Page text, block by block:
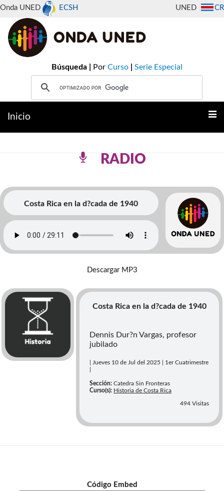
Onda UNED ECSH CR
UNED
Búsqueda | Por Curso Serie Especial
Inicio
RADIO
Costa Rica en la d?cada de 1940
Descargar MP3
Costa Rica en la d?cada de 1940
Dennis Dur?n Vargas, profesor
jubilado
| Jueves 10 de Jul del 2025 | 1er Cuatrimestre
Sección: Catedra Sin Fronteras
Curso(s): Historia de Costa Rica
494 Visitas
Código Embed